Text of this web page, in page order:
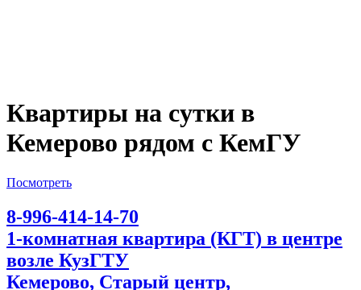
Квартиры на сутки в
Кемерово рядом с КемГУ
Посмотреть
8-996-414-14-70
1-комнатная квартира (КГТ) в центре
возле КузГТУ
Кемерово, Старый центр,